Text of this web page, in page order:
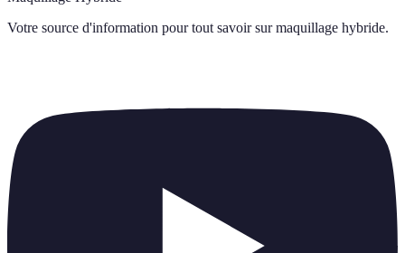
Votre source d'information pour tout savoir sur maquillage hybride.